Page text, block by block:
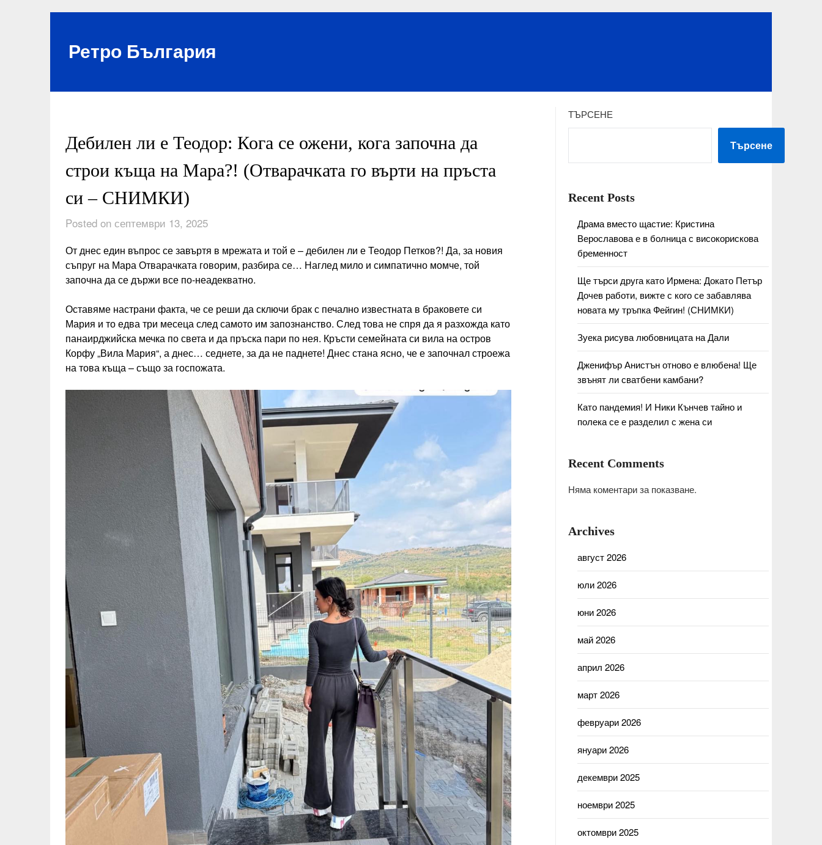
Ретро България
Дебилен ли е Теодор: Кога се ожени, кога започна да
строи къща на Мара?! (Отварачката го върти на пръста
си – СНИМКИ)
Posted on септември 13, 2025
От днес един въпрос се завъртя в мрежата и той е – дебилен ли е Теодор Петков?! Да, за новия
съпруг на Мара Отварачката говорим, разбира се… Наглед мило и симпатично момче, той
започна да се държи все по-неадекватно.
Оставяме настрани факта, че се реши да сключи брак с печално известната в браковете си
Мария и то едва три месеца след самото им запознанство. След това не спря да я разхожда като
панаирджийска мечка по света и да пръска пари по нея. Кръсти семейната си вила на остров
Корфу „Вила Мария“, а днес… седнете, за да не паднете! Днес стана ясно, че е започнал строежа
на това къща – също за госпожата.
ТЪРСЕНЕ
Търсене
Recent Posts
Драма вместо щастие: Кристина
Верославова е в болница с високорискова
бременност
Ще търси друга като Ирмена: Докато Петър
Дочев работи, вижте с кого се забавлява
новата му тръпка Фейгин! (СНИМКИ)
Зуека рисува любовницата на Дали
Дженифър Анистън отново е влюбена! Ще
звънят ли сватбени камбани?
Като пандемия! И Ники Кънчев тайно и
полека се е разделил с жена си
Recent Comments
Няма коментари за показване.
Archives
август 2026
юли 2026
юни 2026
май 2026
април 2026
март 2026
февруари 2026
януари 2026
декември 2025
ноември 2025
октомври 2025